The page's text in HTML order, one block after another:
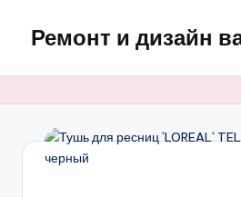
Перейти
содержимому
Ремонт и дизайн
практичные
интерьерные
решения